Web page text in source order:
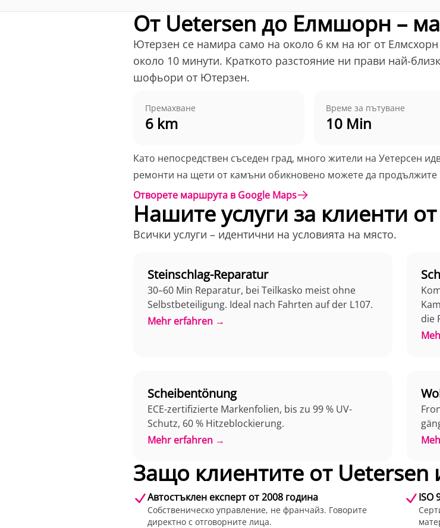
От Uetersen до Елмшорн –
Ютерзен се намира само на около 6 км на юг от
около 10 минути. Краткото разстояние ни прави най-
шофьори от Ютерзен.
Премахване
6 km
Време за пътуване
10 Min
Като непосредствен съседен град, много жители на Уетерсен
ремонти на щети от камъни обикновено можете да продължите
Отворете маршрута в Google Maps
Нашите услуги за клиенти
Всички услуги – идентични на условията на място.
Steinschlag-Reparatur
30–60 Min Reparatur, bei Teilkasko meist ohne
Selbstbeteiligung. Ideal nach Fahrten auf der L107.
Mehr erfahren →
die
Scheibentönung
ECE-zertifizierte Markenfolien, bis zu 99 % UV-
Schutz, 60 % Hitzeblockierung.
Mehr erfahren →
Защо клиентите от Uetersen
Автостъклен експерт от 2008 година
Собственическо управление, не франчайз. Говорите
директно с отговорните лица.
ISO